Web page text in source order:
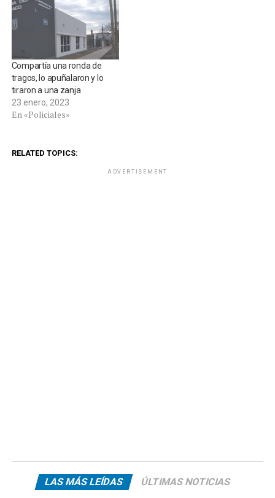
Compartía una ronda de
tragos, lo apuñalaron y lo
tiraron a una zanja
23 enero, 2023
En «Policiales»
RELATED TOPICS:
ADVERTISEMENT
LAS MÁS LEÍDAS ÚLTIMAS NOTICIAS